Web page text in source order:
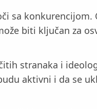
sa
biti ključan za
stranaka i
aktivni i da se